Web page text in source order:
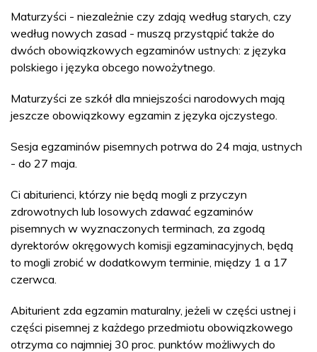
Maturzyści - niezależnie czy zdają według starych, czy
według nowych zasad - muszą przystąpić także do
dwóch obowiązkowych egzaminów ustnych: z języka
polskiego i języka obcego nowożytnego.
Maturzyści ze szkół dla mniejszości narodowych mają
jeszcze obowiązkowy egzamin z języka ojczystego.
Sesja egzaminów pisemnych potrwa do 24 maja, ustnych
- do 27 maja.
Ci abiturienci, którzy nie będą mogli z przyczyn
zdrowotnych lub losowych zdawać egzaminów
pisemnych w wyznaczonych terminach, za zgodą
dyrektorów okręgowych komisji egzaminacyjnych, będą
to mogli zrobić w dodatkowym terminie, między 1 a 17
czerwca.
Abiturient zda egzamin maturalny, jeżeli w części ustnej i
części pisemnej z każdego przedmiotu obowiązkowego
otrzyma co najmniej 30 proc. punktów możliwych do